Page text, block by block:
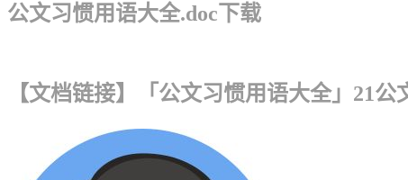
公文习惯用语大全.doc下载
【文档链接】「公文习惯用语大全」21公